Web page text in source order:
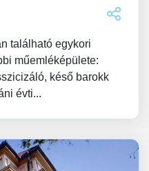
található egykori
műemléképülete:
késő barokk
évti...